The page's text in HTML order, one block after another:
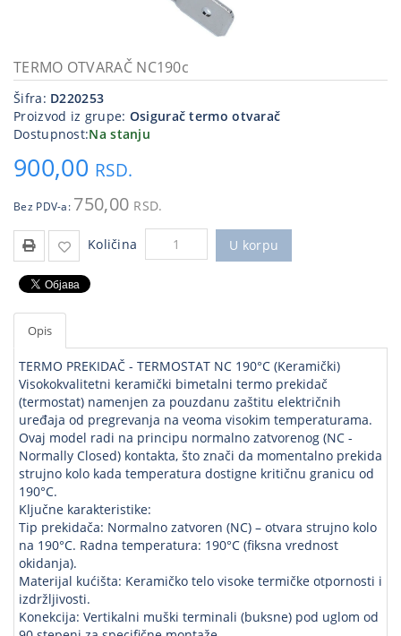
priključci
Kućna
tehnika
oprema,računari
Strujni
TERMO OTVARAČ NC190c
Šifra: D220253
Proizvod iz grupe: Osigurač termo otvarač
Dostupnost:Na stanju
900,00 RSD.
Bez PDV-a: 750,00 RSD.
Količina U korpu
Opis
TERMO PREKIDAČ - TERMOSTAT NC 190°C (Keramički)
Visokokvalitetni keramički bimetalni termo prekidač
(termostat) namenjen za pouzdanu zaštitu električnih
uređaja od pregrevanja na veoma visokim temperaturama.
Ovaj model radi na principu normalno zatvorenog (NC -
Normally Closed) kontakta, što znači da momentalno prekida
strujno kolo kada temperatura dostigne kritičnu granicu od
190°C.
Ključne karakteristike:
Tip prekidača: Normalno zatvoren (NC) – otvara strujno kolo
na 190°C. Radna temperatura: 190°C (fiksna vrednost
okidanja).
Materijal kućišta: Keramičko telo visoke termičke otpornosti i
izdržljivosti.
Konekcija: Vertikalni muški terminali (buksne) pod uglom od